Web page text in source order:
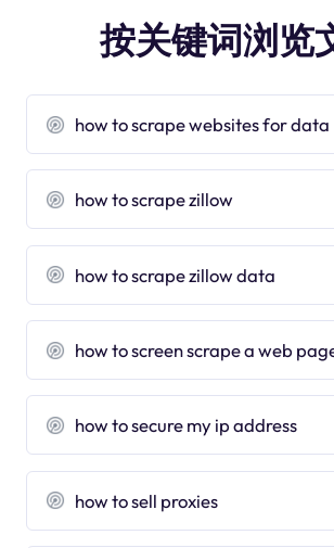
按关键词浏览
how to scrape websites for data
how to scrape zillow
how to scrape zillow data
how to screen scrape a web
how to secure my ip address
how to sell proxies